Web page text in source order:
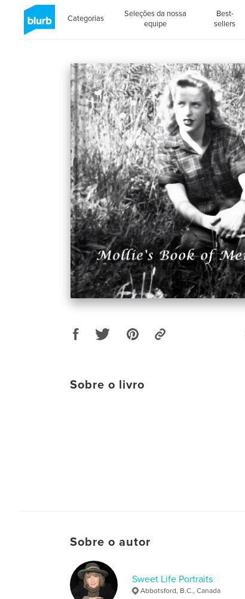
Categorias
Seleções da nossa
equipe
Best-
sellers
Sobre o livro
Sobre o autor
Sweet Life Portraits
Abbotsford, B.C., Canada